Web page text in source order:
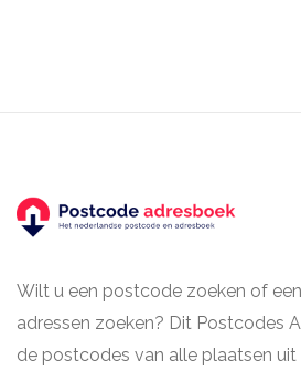
Wilt u een postcode zoeken of
adressen zoeken? Dit Postcodes
de postcodes van alle plaatsen uit